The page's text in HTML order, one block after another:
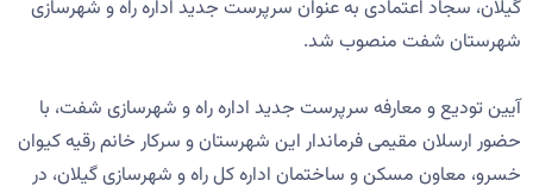
گیلان، سجاد اعتمادی به عنوان سرپرست جدید اداره راه و شهرسازی
شهرستان شفت منصوب شد.
آیین تودیع و معارفه سرپرست جدید اداره راه و شهرسازی شفت، با
حضور ارسلان مقیمی فرماندار این شهرستان و سرکار خانم رقیه کیوان
خسرو، معاون مسکن و ساختمان اداره کل راه و شهرسازی گیلان، در